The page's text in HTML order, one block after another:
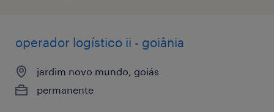
operador logístico ii - goiânia
jardim novo mundo, goiás
permanente